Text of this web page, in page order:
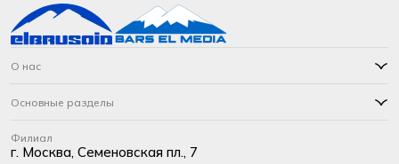
О нас
Основные разделы
Филиал
г. Москва, Семеновская пл., 7